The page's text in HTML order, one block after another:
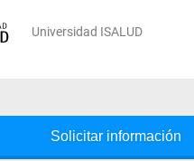
Universidad ISALUD
Solicitar información